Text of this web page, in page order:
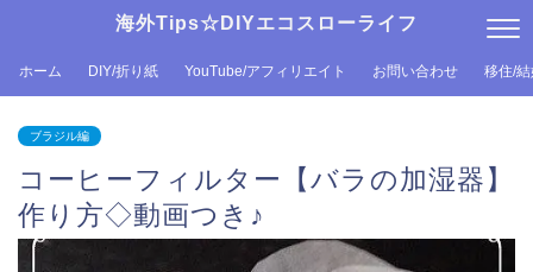
海外Tips☆DIYエコスローライフ
ホーム DIY/折り紙 YouTube/アフィリエイト お問い合わせ 移住/
ブラジル編
コーヒーフィルター【バラの加湿器】
作り方◇動画つき♪